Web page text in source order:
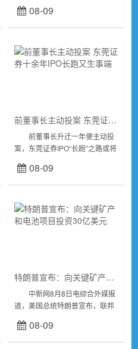
08-09
前董事长主动投案 东莞证券十余年IPO长跑又生事端
前董事长升迁一年便主动投
案，东莞证券IPO“长跑”之路或将
检监察网通报，东莞市投资控股
集团有限公司原党委书记、董事
08-09
特朗普宣布：向关键矿产和电池项目投资30亿美元
中新网8月8日电综合外媒报
道，美国总统特朗普宣布，联邦
目投资30亿美元，以推动国内生
产并促进相关产业发展。...
08-09